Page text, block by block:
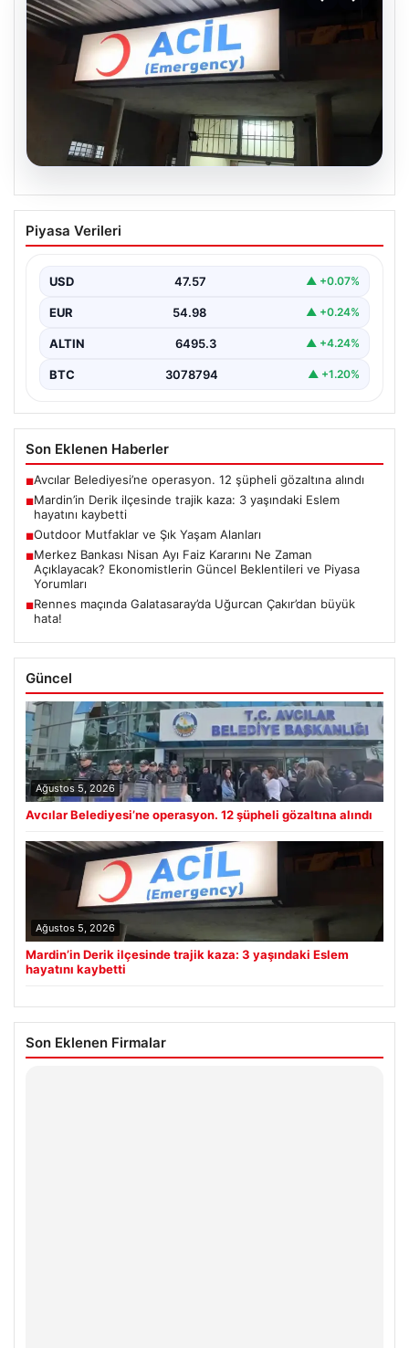
Mardin’in Derik ilçesinde trajik kaza: 3
yaşındaki Eslem hayatını kaybetti
küçük bir kız çocuğu olan Eslem Talan…
Piyasa Verileri
USD 47.57 ▲ +0.07%
EUR 54.98 ▲ +0.24%
ALTIN 6495.3 ▲ +4.24%
BTC 3078794 ▲ +1.20%
Son Eklenen Haberler
■Avcılar Belediyesi’ne operasyon. 12 şüpheli gözaltına alındı
■Mardin’in Derik ilçesinde trajik kaza: 3 yaşındaki Eslem
hayatını kaybetti
■Outdoor Mutfaklar ve Şık Yaşam Alanları
■Merkez Bankası Nisan Ayı Faiz Kararını Ne Zaman
Açıklayacak? Ekonomistlerin Güncel Beklentileri ve Piyasa
Yorumları
■Rennes maçında Galatasaray’da Uğurcan Çakır’dan büyük
hata!
Güncel
Ağustos 5, 2026
Avcılar Belediyesi’ne operasyon. 12 şüpheli gözaltına alındı
Ağustos 5, 2026
Mardin’in Derik ilçesinde trajik kaza: 3 yaşındaki Eslem
hayatını kaybetti
Son Eklenen Firmalar